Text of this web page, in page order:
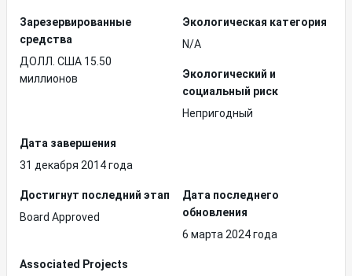
Зарезервированные
средства
ДОЛЛ. США 15.50
миллионов
Экологическая категория
N/A
Экологический и
социальный риск
Непригодный
Дата завершения
31 декабря 2014 года
Достигнут последний этап
Board Approved
Дата последнего
обновления
6 марта 2024 года
Associated Projects